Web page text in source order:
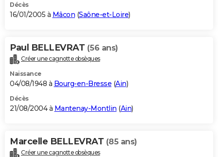
Décès
16/01/2005 à Mâcon (Saône-et-Loire)
Paul BELLEVRAT (56 ans)
Créer une cagnotte obsèques
Naissance
04/08/1948 à Bourg-en-Bresse (Ain)
Décès
21/08/2004 à Mantenay-Montlin (Ain)
Marcelle BELLEVRAT (85 ans)
Créer une cagnotte obsèques